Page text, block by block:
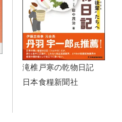
滝椎戸寒の乾物日記
日本食糧新聞社